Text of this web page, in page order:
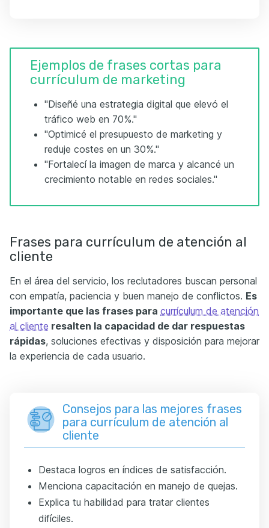
Ejemplos de frases cortas para
currículum de marketing
"Diseñé una estrategia digital que elevó el
tráfico web en 70%."
"Optimicé el presupuesto de marketing y
reduje costes en un 30%."
"Fortalecí la imagen de marca y alcancé un
crecimiento notable en redes sociales."
Frases para currículum de atención al
cliente
En el área del servicio, los reclutadores buscan personal
con empatía, paciencia y buen manejo de conflictos. Es
importante que las frases para currículum de atención
al cliente resalten la capacidad de dar respuestas
rápidas, soluciones efectivas y disposición para mejorar
la experiencia de cada usuario.
Consejos para las mejores frases
para currículum de atención al
cliente
Destaca logros en índices de satisfacción.
Menciona capacitación en manejo de quejas.
Explica tu habilidad para tratar clientes
difíciles.